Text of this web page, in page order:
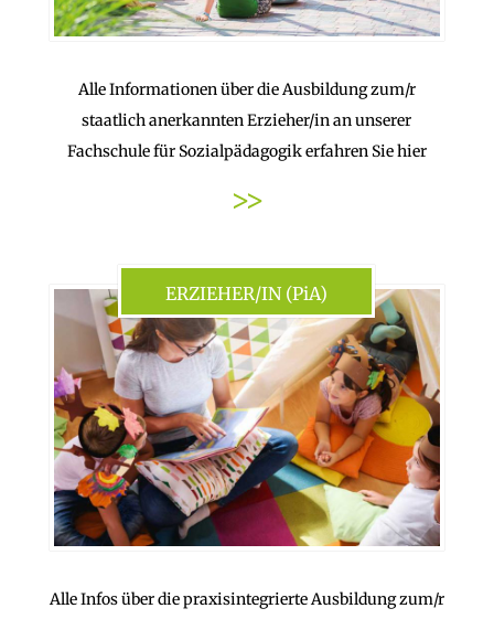
Alle Informationen über die Ausbildung zum/r
staatlich anerkannten Erzieher/in an unserer
Fachschule für Sozialpädagogik erfahren Sie hier
>>
ERZIEHER/IN (PiA)
Alle Infos über die praxisintegrierte Ausbildung zum/r